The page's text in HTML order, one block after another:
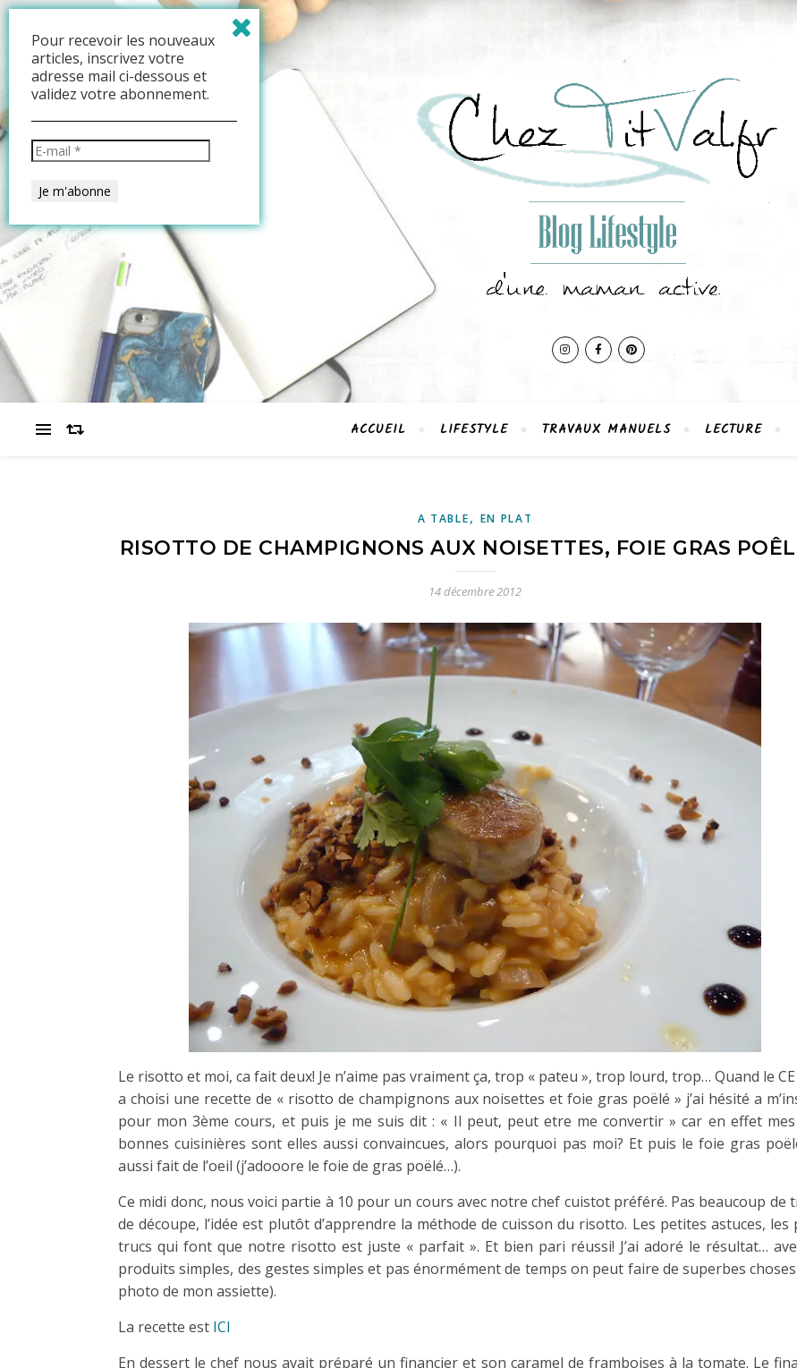
ACCUEIL LIFESTYLE TRAVAUX MANUELS LECTURE
A TABLE, EN PLAT
RISOTTO DE CHAMPIGNONS AUX NOISETTES, FOIE GRAS
14 décembre 2012
Le risotto et moi, ca fait deux! Je n’aime pas vraiment ça, trop « pateu », trop lourd, trop… Quand le CE
a choisi une recette de « risotto de champignons aux noisettes et foie gras poëlé » j’ai hésité a
pour mon 3ème cours, et puis je me suis dit : « Il peut, peut etre me convertir » car en effet mes
bonnes cuisinières sont elles aussi convaincues, alors pourquoi pas moi? Et puis le foie gras
aussi fait de l’oeil (j’adooore le foie de gras poëlé…).
Ce midi donc, nous voici partie à 10 pour un cours avec notre chef cuistot préféré. Pas beaucoup de
de découpe, l’idée est plutôt d’apprendre la méthode de cuisson du risotto. Les petites astuces, les
trucs qui font que notre risotto est juste « parfait ». Et bien pari réussi! J’ai adoré le résultat…
produits simples, des gestes simples et pas énormément de temps on peut faire de superbes
photo de mon assiette).
La recette est ICI
En dessert le chef nous avait préparé un financier et son caramel de framboises à la tomate. Le
Pour recevoir les nouveaux
articles, inscrivez votre
adresse mail ci-dessous et
validez votre abonnement.